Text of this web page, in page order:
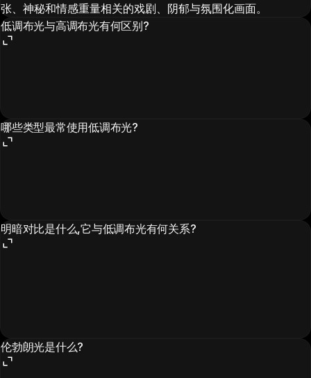
张、神秘和情感重量相关的戏剧、阴郁与氛围化画面。
低调布光与高调布光有何区别?
哪些类型最常使用低调布光?
明暗对比是什么,它与低调布光有何关系?
伦勃朗光是什么?